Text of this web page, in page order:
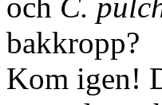
bakkropp?
Kom igen!